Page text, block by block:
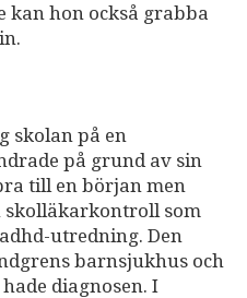
kan hon också grabba
skolan på en
på grund av sin
till en början men
skolläkarkontroll som
utredning. Den
barnsjukhus och
diagnosen. I